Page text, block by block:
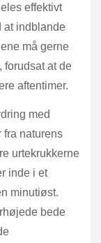
effektivt
at indblande
må gerne
at de
aftentimer.
med
fra naturens
urtekrukkerne
inde i et
minutiøst.
bede